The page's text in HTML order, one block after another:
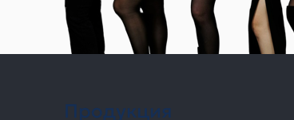
Продукция